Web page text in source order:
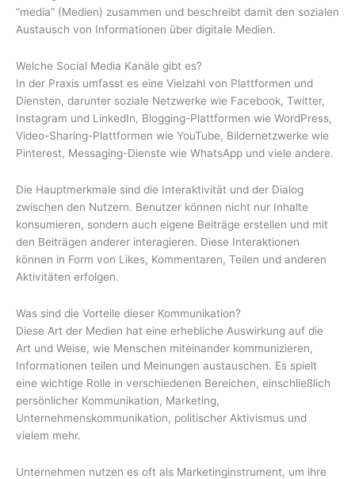
“media” (Medien) zusammen und beschreibt damit den sozialen
Austausch von Informationen über digitale Medien.
Welche Social Media Kanäle gibt es?
In der Praxis umfasst es eine Vielzahl von Plattformen und
Diensten, darunter soziale Netzwerke wie Facebook, Twitter,
Instagram und LinkedIn, Blogging-Plattformen wie WordPress,
Video-Sharing-Plattformen wie YouTube, Bildernetzwerke wie
Pinterest, Messaging-Dienste wie WhatsApp und viele andere.
Die Hauptmerkmale sind die Interaktivität und der Dialog
zwischen den Nutzern. Benutzer können nicht nur Inhalte
konsumieren, sondern auch eigene Beiträge erstellen und mit
den Beiträgen anderer interagieren. Diese Interaktionen
können in Form von Likes, Kommentaren, Teilen und anderen
Aktivitäten erfolgen.
Was sind die Vorteile dieser Kommunikation?
Diese Art der Medien hat eine erhebliche Auswirkung auf die
Art und Weise, wie Menschen miteinander kommunizieren,
Informationen teilen und Meinungen austauschen. Es spielt
eine wichtige Rolle in verschiedenen Bereichen, einschließlich
persönlicher Kommunikation, Marketing,
Unternehmenskommunikation, politischer Aktivismus und
vielem mehr.
Unternehmen nutzen es oft als Marketinginstrument, um ihre